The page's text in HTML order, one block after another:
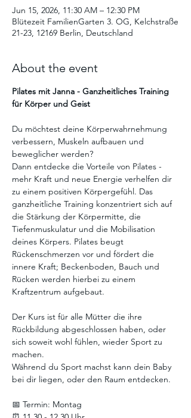
Jun 15, 2026, 11:30 AM – 12:30 PM
Blütezeit FamilienGarten 3. OG, Kelchstraße
21-23, 12169 Berlin, Deutschland
About the event
Pilates mit Janna - Ganzheitliches Training
für Körper und Geist
Du möchtest deine Körperwahrnehmung
verbessern, Muskeln aufbauen und
beweglicher werden?
Dann entdecke die Vorteile von Pilates -
mehr Kraft und neue Energie verhelfen dir
zu einem positiven Körpergefühl. Das
ganzheitliche Training konzentriert sich auf
die Stärkung der Körpermitte, die
Tiefenmuskulatur und die Mobilisation
deines Körpers. Pilates beugt
Rückenschmerzen vor und fördert die
innere Kraft; Beckenboden, Bauch und
Rücken werden hierbei zu einem
Kraftzentrum aufgebaut.
Der Kurs ist für alle Mütter die ihre
Rückbildung abgeschlossen haben, oder
sich soweit wohl fühlen, wieder Sport zu
machen.
Während du Sport machst kann dein Baby
bei dir liegen, oder den Raum entdecken.
📅 Termin: Montag